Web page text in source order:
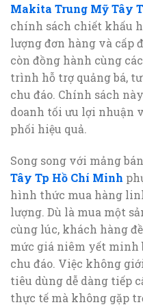
Makita Trung Mỹ Tây
chính sách chiết khấu
lượng đơn hàng và cấp
còn đồng hành cùng
trình hỗ trợ quảng bá,
chu đáo. Chính sách
doanh tối ưu lợi nhuận
phối hiệu quả.
Song song với mảng
Tây Tp Hồ Chí Minh
hình thức mua hàng
lượng. Dù là mua một
cùng lúc, khách hàng
mức giá niêm yết minh
chu đáo. Việc không
tiêu dùng dễ dàng tiếp
thực tế mà không gặp